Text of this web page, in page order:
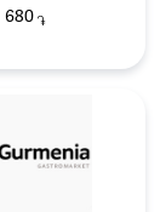
680 ֏